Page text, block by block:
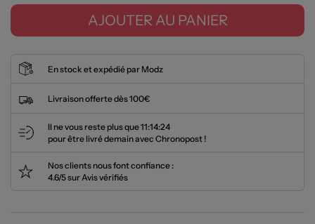
AJOUTER AU PANIER
En stock et expédié par Modz
Livraison offerte dès 100€
Il ne vous reste plus que11:14:24
pour être livré demain avec Chronopost !
Nos clients nous font confiance :
4.6/5 sur Avis vérifiés